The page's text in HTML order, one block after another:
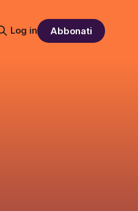
Log in Abbonati